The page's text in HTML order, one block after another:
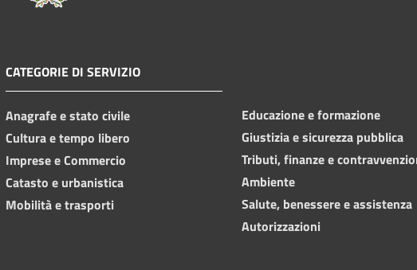
CATEGORIE DI SERVIZIO
Anagrafe e stato civile
Cultura e tempo libero
Imprese e Commercio
Catasto e urbanistica
Mobilità e trasporti
Educazione e formazione
Giustizia e sicurezza pubblica
Tributi, finanze e
Ambiente
Salute, benessere e assistenza
Autorizzazioni